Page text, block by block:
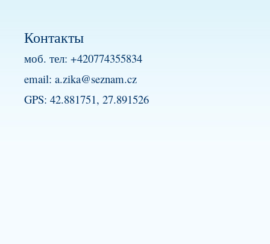
Контакты
моб. тел: +420774355834
email: a.zika@seznam.cz
GPS: 42.881751, 27.891526